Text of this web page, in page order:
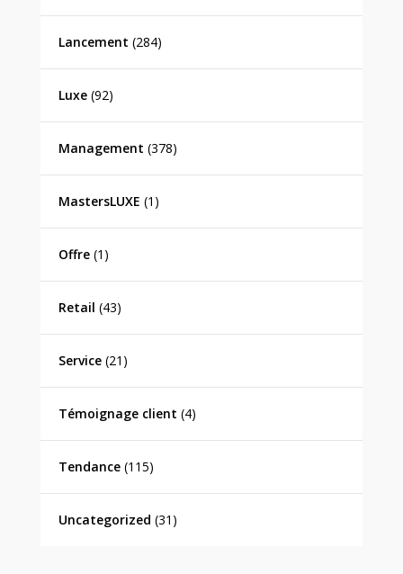
Lancement (284)
Luxe(92)
Management (378)
MastersLUXE (1)
Offre(1)
Retail (43)
Service(21)
Témoignage client (4)
Tendance(115)
Uncategorized (31)